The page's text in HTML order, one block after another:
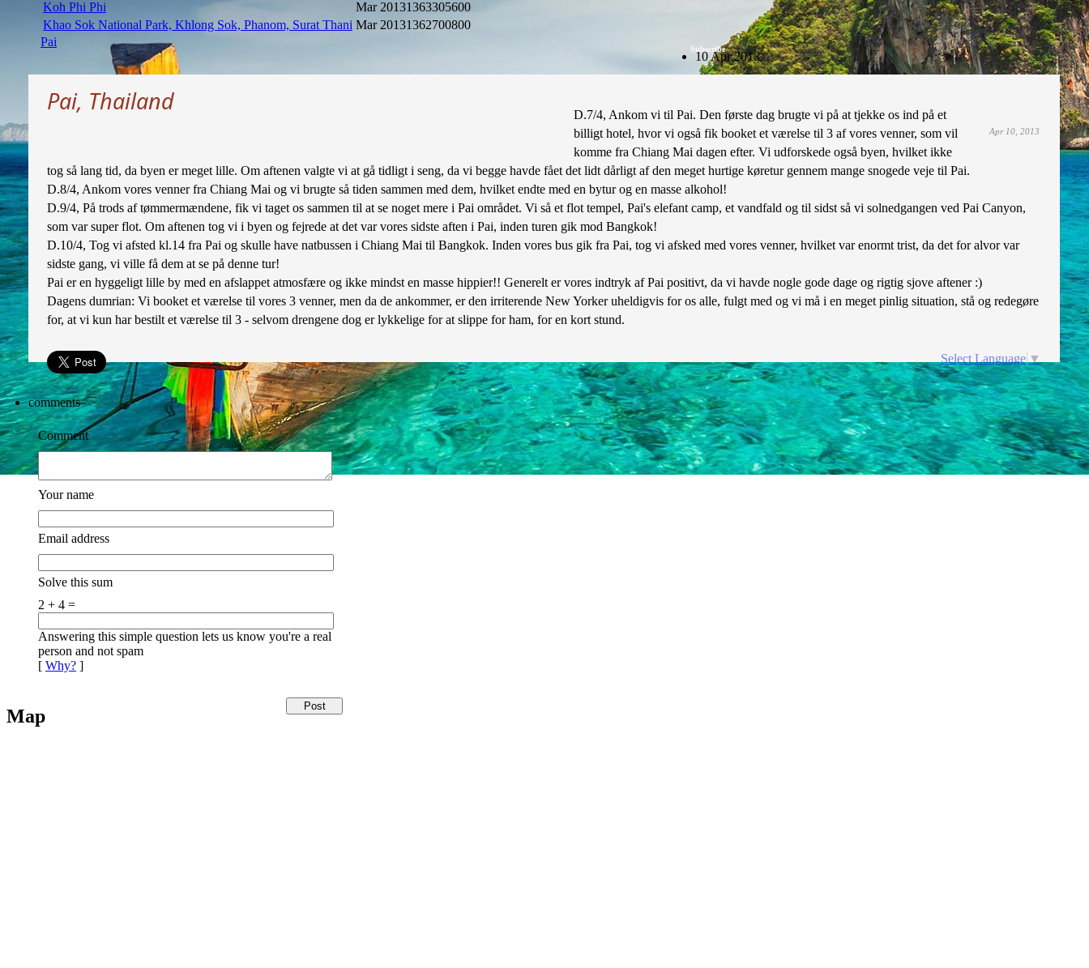
Subscribe
Koh Phi Phi
Mar 20131363305600
Khao Sok National Park, Khlong Sok, Phanom, Surat Thani Mar 20131362700800
Pai
10 Apr 2013
Pai, Thailand
Apr 10, 2013
D.7/4, Ankom vi til Pai. Den første dag brugte vi på at tjekke os ind på et
billigt hotel, hvor vi også fik booket et værelse til 3 af vores venner, som vil
komme fra Chiang Mai dagen efter. Vi udforskede også byen, hvilket ikke
tog så lang tid, da byen er meget lille. Om aftenen valgte vi at gå tidligt i seng, da vi begge havde fået det lidt dårligt af den meget hurtige køretur gennem mange snogede veje til Pai.
D.8/4, Ankom vores venner fra Chiang Mai og vi brugte så tiden sammen med dem, hvilket endte med en bytur og en masse alkohol!
D.9/4, På trods af tømmermændene, fik vi taget os sammen til at se noget mere i Pai området. Vi så et flot tempel, Pai's elefant camp, et vandfald og til sidst så vi solnedgangen ved Pai Canyon,
som var super flot. Om aftenen tog vi i byen og fejrede at det var vores sidste aften i Pai, inden turen gik mod Bangkok!
D.10/4, Tog vi afsted kl.14 fra Pai og skulle have natbussen i Chiang Mai til Bangkok. Inden vores bus gik fra Pai, tog vi afsked med vores venner, hvilket var enormt trist, da det for alvor var
sidste gang, vi ville få dem at se på denne tur!
Pai er en hyggeligt lille by med en afslappet atmosfære og ikke mindst en masse hippier!! Generelt er vores indtryk af Pai positivt, da vi havde nogle gode dage og rigtig sjove aftener :)
Dagens dumrian: Vi booket et værelse til vores 3 venner, men da de ankommer, er den irriterende New Yorker uheldigvis for os alle, fulgt med og vi må i en meget pinlig situation, stå og redegøre
for, at vi kun har bestilt et værelse til 3 - selvom drengene dog er lykkelige for at slippe for ham, for en kort stund.
Select Language ▼
comments
Comment
Your name
Email address
Solve this sum
2 + 4 =
Answering this simple question lets us know you're a real
person and not spam
[ Why? ]
Map